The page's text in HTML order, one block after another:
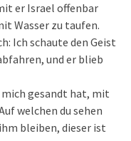
er Israel offenbar
Wasser zu taufen.
Ich schaute den Geist
und er blieb
gesandt hat, mit
welchen du sehen
bleiben, dieser ist